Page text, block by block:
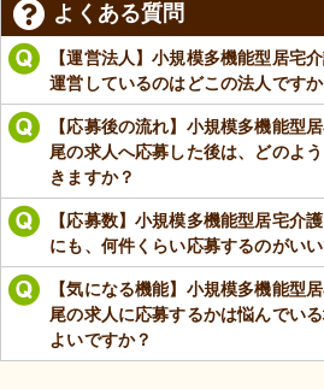
よくある質問
【運営法人】小規模多機能型居宅
運営しているのはどこの法人ですか
【応募後の流れ】小規模多機能型
尾の求人へ応募した後は、どのよ
きますか？
【応募数】小規模多機能型居宅介
にも、何件くらい応募するのがい
【気になる機能】小規模多機能型
尾の求人に応募するかは悩んでい
よいですか？